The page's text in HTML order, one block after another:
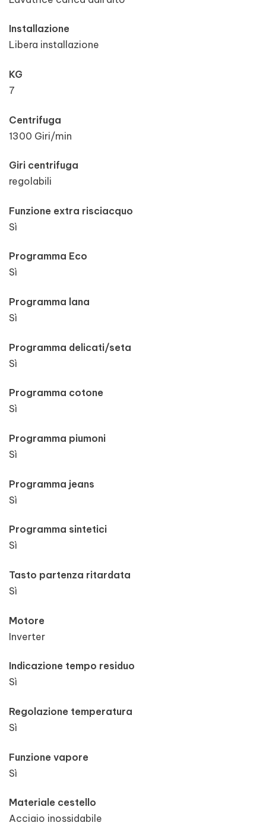
Installazione
Libera installazione
KG
7
Centrifuga
1300 Giri/min
Giri centrifuga
regolabili
Funzione extra risciacquo
Sì
Programma Eco
Sì
Programma lana
Sì
Programma delicati/seta
Sì
Programma cotone
Sì
Programma piumoni
Sì
Programma jeans
Sì
Programma sintetici
Sì
Tasto partenza ritardata
Sì
Motore
Inverter
Indicazione tempo residuo
Sì
Regolazione temperatura
Sì
Funzione vapore
Sì
Materiale cestello
Acciaio inossidabile